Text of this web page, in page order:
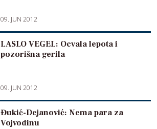
09. JUN 2012
LASLO VEGEL: Ocvala lepota i
pozorišna gerila
09. JUN 2012
Đukić-Dejanović: Nema para za
Vojvodinu